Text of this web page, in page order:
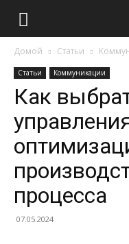
Домой Статьи
Статьи Коммуникации
Как
процесса
07.05.2024